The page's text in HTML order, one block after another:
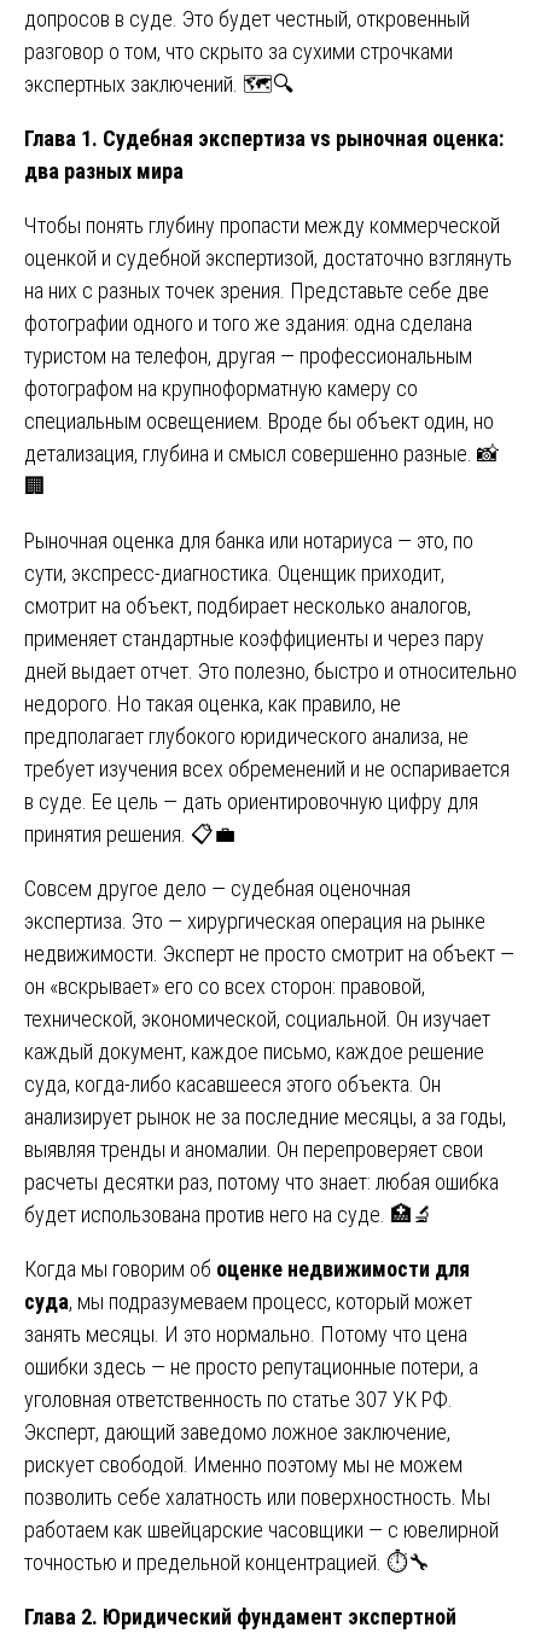
допросов в суде. Это будет честный, откровенный
разговор о том, что скрыто за сухими строчками
экспертных заключений. 🗺️🔍
Глава 1. Судебная экспертиза vs рыночная оценка:
два разных мира
Чтобы понять глубину пропасти между коммерческой
оценкой и судебной экспертизой, достаточно взглянуть
на них с разных точек зрения. Представьте себе две
фотографии одного и того же здания: одна сделана
туристом на телефон, другая — профессиональным
фотографом на крупноформатную камеру со
специальным освещением. Вроде бы объект один, но
детализация, глубина и смысл совершенно разные. 📸
🏢
Рыночная оценка для банка или нотариуса — это, по
сути, экспресс-диагностика. Оценщик приходит,
смотрит на объект, подбирает несколько аналогов,
применяет стандартные коэффициенты и через пару
дней выдает отчет. Это полезно, быстро и относительно
недорого. Но такая оценка, как правило, не
предполагает глубокого юридического анализа, не
требует изучения всех обременений и не оспаривается
в суде. Ее цель — дать ориентировочную цифру для
принятия решения. 📋💼
Совсем другое дело — судебная оценочная
экспертиза. Это — хирургическая операция на рынке
недвижимости. Эксперт не просто смотрит на объект —
он «вскрывает» его со всех сторон: правовой,
технической, экономической, социальной. Он изучает
каждый документ, каждое письмо, каждое решение
суда, когда-либо касавшееся этого объекта. Он
анализирует рынок не за последние месяцы, а за годы,
выявляя тренды и аномалии. Он перепроверяет свои
расчеты десятки раз, потому что знает: любая ошибка
будет использована против него на суде. 🏥🔬
Когда мы говорим об оценке недвижимости для
суда, мы подразумеваем процесс, который может
занять месяцы. И это нормально. Потому что цена
ошибки здесь — не просто репутационные потери, а
уголовная ответственность по статье 307 УК РФ.
Эксперт, дающий заведомо ложное заключение,
рискует свободой. Именно поэтому мы не можем
позволить себе халатность или поверхностность. Мы
работаем как швейцарские часовщики — с ювелирной
точностью и предельной концентрацией. ⏱️🔧
Глава 2. Юридический фундамент экспертной